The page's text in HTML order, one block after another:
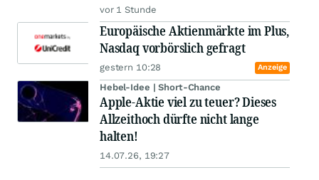
vor 1 Stunde
Europäische Aktienmärkte im Plus,
Nasdaq vorbörslich gefragt
gestern 10:28 Anzeige
Hebel-Idee | Short-Chance
Apple-Aktie viel zu teuer? Dieses
Allzeithoch dürfte nicht lange
halten!
14.07.26, 19:27